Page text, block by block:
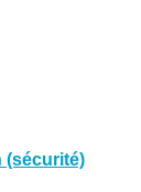
(sécurité)